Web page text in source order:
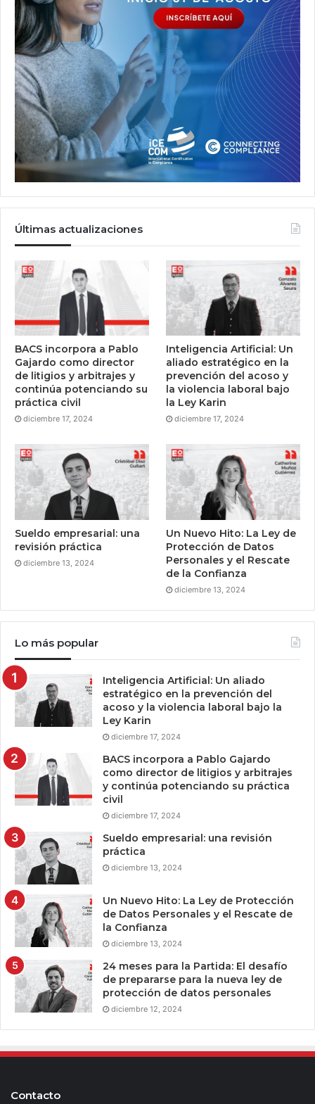
Últimas actualizaciones
BACS incorpora a Pablo
Gajardo como director
de litigios y arbitrajes y
continúa potenciando su
práctica civil
diciembre 17, 2024
Inteligencia Artificial: Un
aliado estratégico en la
prevención del acoso y
la violencia laboral bajo
la Ley Karin
diciembre 17, 2024
Sueldo empresarial: una
revisión práctica
diciembre 13, 2024
Un Nuevo Hito: La Ley de
Protección de Datos
Personales y el Rescate
de la Confianza
diciembre 13, 2024
Lo más popular
Inteligencia Artificial: Un aliado
estratégico en la prevención del
acoso y la violencia laboral bajo la
Ley Karin
diciembre 17, 2024
BACS incorpora a Pablo Gajardo
como director de litigios y arbitrajes
y continúa potenciando su práctica
civil
diciembre 17, 2024
Sueldo empresarial: una revisión
práctica
diciembre 13, 2024
Un Nuevo Hito: La Ley de Protección
de Datos Personales y el Rescate de
la Confianza
diciembre 13, 2024
24 meses para la Partida: El desafío
de prepararse para la nueva ley de
protección de datos personales
diciembre 12, 2024
Contacto